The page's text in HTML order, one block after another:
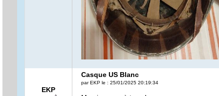
EKP
Casque US Blanc
par EKP le : 25/01/2025 20:19:34